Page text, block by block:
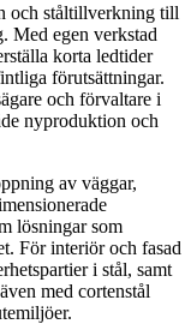
och ståltillverkning till
Med egen verkstad
korta ledtider
förutsättningar.
och förvaltare i
nyproduktion och
av väggar,
lösningar som
För interiör och fasad
i stål, samt
med cortenstål